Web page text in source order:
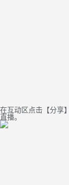
在互动区点击【分享
直播。